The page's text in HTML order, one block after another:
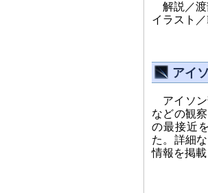
解説／
イラスト
アイ
アイソ
などの観
の最接近
た。詳細
情報を掲載